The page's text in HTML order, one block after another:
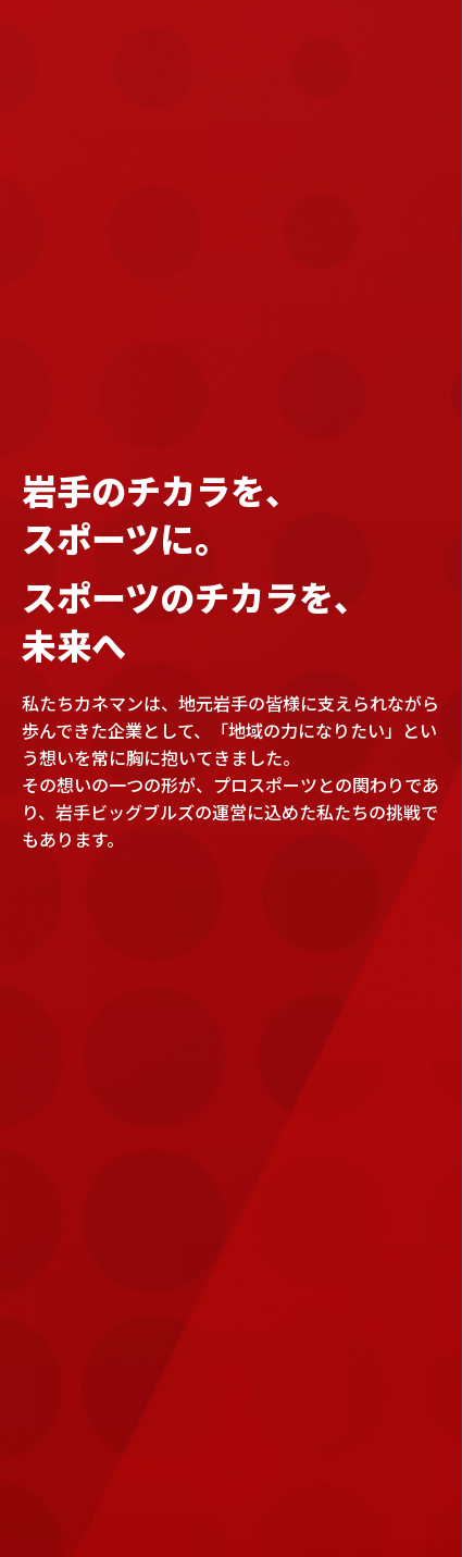
岩手のチカラを、
スポーツに。
スポーツのチカラを、
未来へ
私たちカネマンは、地元岩手の皆様に支えられながら
歩んできた企業として、「地域の力になりたい」とい
う想いを常に胸に抱いてきました。
その想いの一つの形が、プロスポーツとの関わりであ
り、岩手ビッグブルズの運営に込めた私たちの挑戦で
もあります。
参戦。
でいただける新しい取り組みとして、「プロ麻雀チー
ム」を結成することになりました。
麻雀は頭脳を駆使する奥深いゲームであり、近年はプ
ています。
初戦は、MリーグのEX風林火山が主催するIKUSA団体戦
に出場いたします。
ぜひ皆さまと一緒に、この新しい挑戦を盛り上げてい
ければと思っております。
続報にご期待ください！